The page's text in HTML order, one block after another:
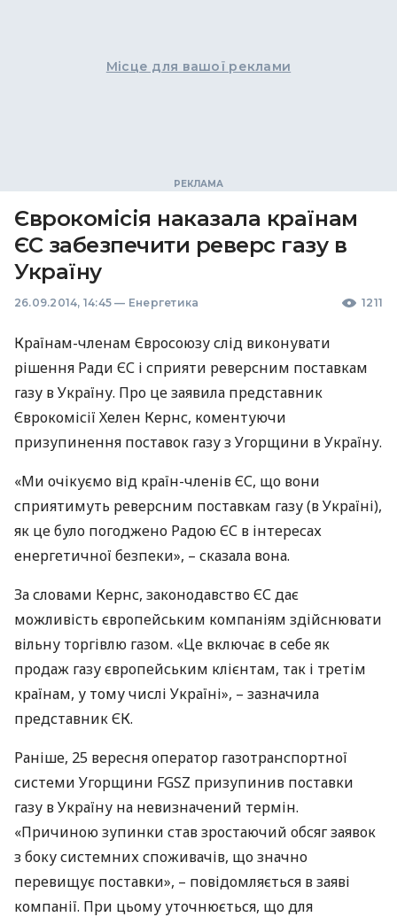
Місце для вашої реклами
Єврокомісія наказала країнам
ЄС забезпечити реверс газу в
Україну
26.09.2014, 14:45 — Енергетика 1211
Країнам-членам Євросоюзу слід виконувати
рішення Ради ЄС і сприяти реверсним поставкам
газу в Україну. Про це заявила представник
Єврокомісії Хелен Кернс, коментуючи
призупинення поставок газу з Угорщини в Україну.
«Ми очікуємо від країн-членів ЄС, що вони
сприятимуть реверсним поставкам газу (в Україні),
як це було погоджено Радою ЄС в інтересах
енергетичної безпеки», – сказала вона.
За словами Кернс, законодавство ЄС дає
можливість європейським компаніям здійснювати
вільну торгівлю газом. «Це включає в себе як
продаж газу європейським клієнтам, так і третім
країнам, у тому числі Україні», – зазначила
представник ЄК.
Раніше, 25 вересня оператор газотранспортної
системи Угорщини FGSZ призупинив поставки
газу в Україну на невизначений термін.
«Причиною зупинки став зростаючий обсяг заявок
з боку системних споживачів, що значно
перевищує поставки», – повідомляється в заяві
компанії. При цьому уточнюється, що для